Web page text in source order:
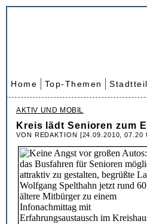
Home Top-Themen
AKTIV UND MOBIL
Kreis lädt Senioren zum
VON REDAKTION [24.09.2010, 07.20